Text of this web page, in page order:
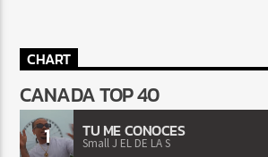
CHART
CANADA TOP 40
1 TU ME CONOCES
Small J EL DE LA S